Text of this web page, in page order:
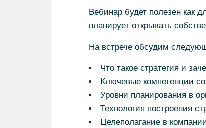
Вебинар будет полезен как
планирует открывать
На встрече обсудим
Что такое стратегия и
Ключевые компетенции
Уровни планирования в
Технология построения
Целеполагание в